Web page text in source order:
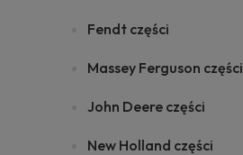
Fendt części
Massey Ferguson części
John Deere części
New Holland części